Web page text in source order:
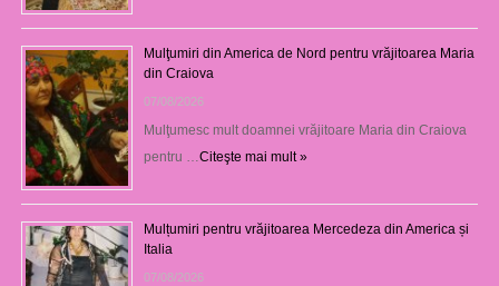
Mulţumiri din America de Nord pentru vrăjitoarea Maria
din Craiova
07/08/2026
Mulţumesc mult doamnei vrăjitoare Maria din Craiova
pentru … Citeşte mai mult »
Mulțumiri pentru vrăjitoarea Mercedeza din America și
Italia
07/08/2026